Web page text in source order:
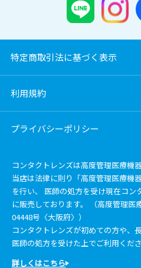
特定商取引法に基づく表示
利用規約
プライバシーポリシー
コンタクトレンズは高度管理医療機器
当店は法律に則り「高度管理医療機
を行い、 医師の処方を受け現在コン
に販売しております。 （高度管理医
04448号〈大阪府〉）
コンタクトレンズが初めての方や、
医師の処方を受けた上でご利用くださ
詳しくはこちら